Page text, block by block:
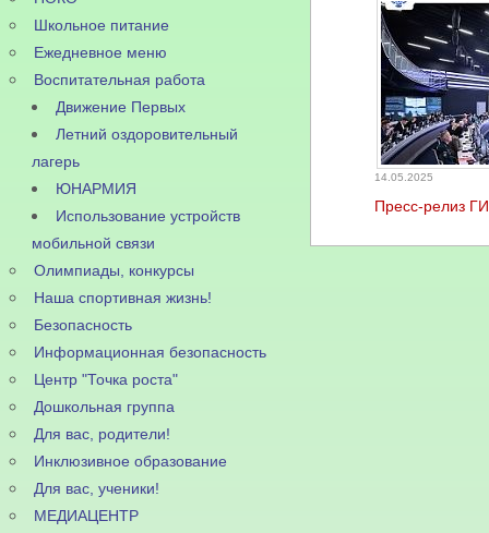
Школьное питание
Ежедневное меню
Воспитательная работа
Движение Первых
Летний оздоровительный
лагерь
ЮНАРМИЯ
Использование устройств
мобильной связи
Олимпиады, конкурсы
Наша спортивная жизнь!
Безопасность
Информационная безопасность
Центр "Точка роста"
Дошкольная группа
Для вас, родители!
Инклюзивное образование
Для вас, ученики!
МЕДИАЦЕНТР
14.05.2025
Пресс-релиз